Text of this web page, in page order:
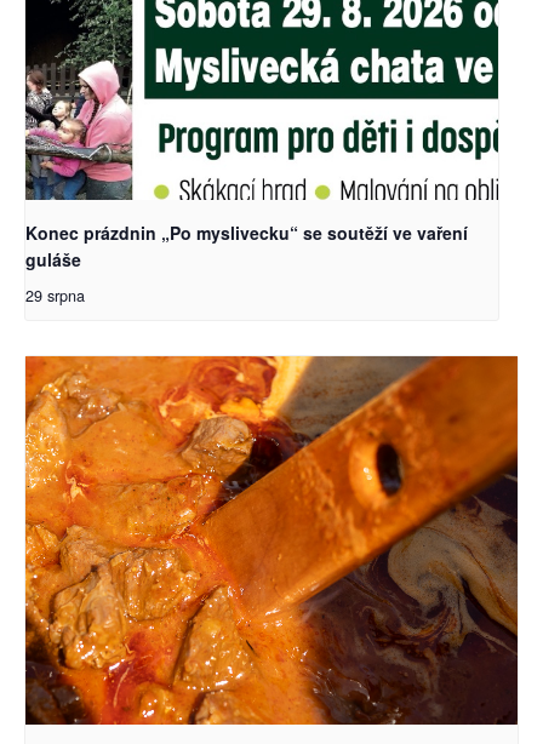
Konec prázdnin „Po myslivecku“ se soutěží ve vaření
guláše
29 srpna